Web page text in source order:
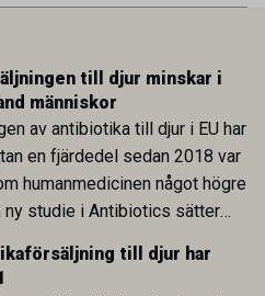
till djur minskar i
människor
av antibiotika till djur i EU har
en fjärdedel sedan 2018 var
humanmedicinen något högre
ny studie i Antibiotics sätter
de båda sektorerna sida vid
obalans i EU:s One Health-
till djur har